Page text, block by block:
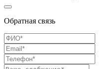
Обратная связь